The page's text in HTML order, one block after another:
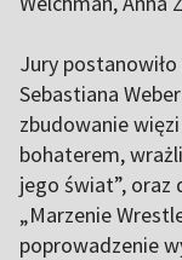
Jury
Sebastiana
zbudowanie
bohaterem,
jego świat”, oraz
„Marzenie
poprowadzenie